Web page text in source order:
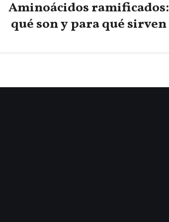
Aminoácidos ramificados:
qué son y para qué sirven